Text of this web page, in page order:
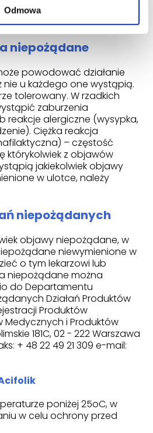
Odmowaw ciążę oraz podczas
niepożądane
powodować działanie
u każdego one wystąpią.
tolerowany. W rzadkich
zaburzenia
reakcje alergiczne (wysypka,
Ciężka reakcja
– częstość
którykolwiek z objawów
jakiekolwiek objawy
w ulotce, należy
niepożądanych
objawy niepożądane, w
niewymienione w
o tym lekarzowi lub
niepożądane można
do Departamentu
Działań Produktów
Produktów
Medycznych i Produktów
181C, 02 - 222 Warszawa
+ 48 22 49 21 309 e-mail:
poniżej 25oC, w
w celu ochrony przed